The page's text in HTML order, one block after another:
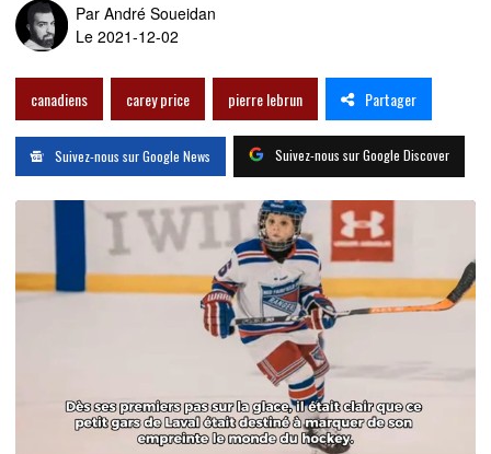
Par André Soueidan
Le 2021-12-02
canadiens carey price pierre lebrun Partager
Suivez-nous sur Google News Suivez-nous sur Google Discover